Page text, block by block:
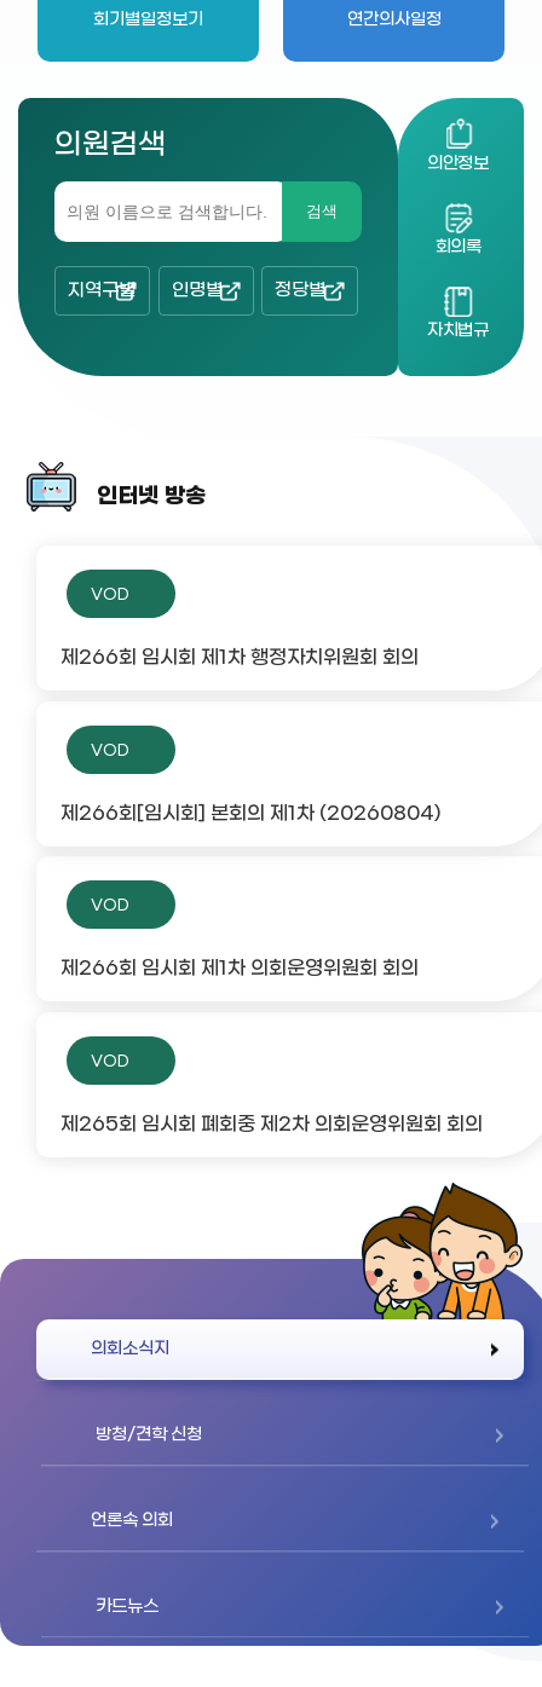
회기별일정보기 연간의사일정
의원검색
검색
지역구별 인명별 정당별
의안정보
회의록
자치법규
인터넷 방송
VOD
제266회 임시회 제1차 행정자치위원회 회의
VOD
제266회[임시회] 본회의 제1차 (20260804)
VOD
제266회 임시회 제1차 의회운영위원회 회의
VOD
제265회 임시회 폐회중 제2차 의회운영위원회 회의
의회소식지
방청/견학 신청
언론속 의회
카드뉴스